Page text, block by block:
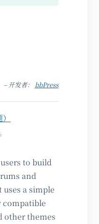
– 开发者： bbPress
to build
and
a simple
compatible
other themes